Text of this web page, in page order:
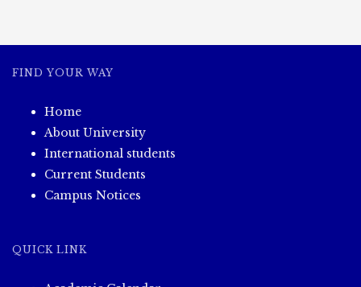
t
s
n
v
i
FIND YOUR WAY
Home
About University
International students
Current Students
Campus Notices
QUICK LINK